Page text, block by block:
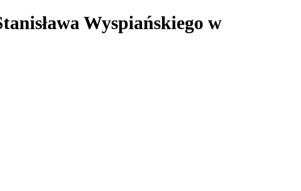
Wyspiańskiego w